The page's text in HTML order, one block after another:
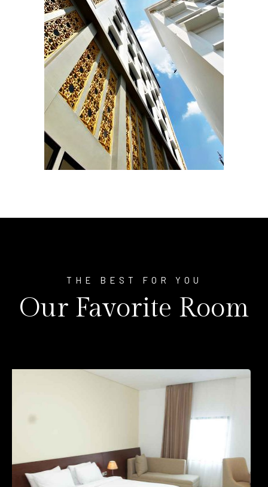
THE BEST FOR YOU
Our Favorite Room